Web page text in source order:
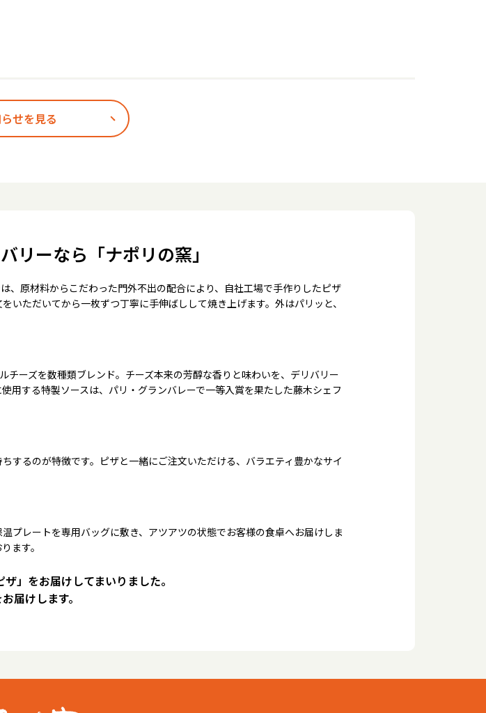
せを見る
リーなら「ナポリの窯」
、原材料からこだわった門外不出の配合により、自社工場で手作りしたピザ
ただいてから一枚ずつ丁寧に手伸ばしして焼き上げます。外はパリッと、
ーズを数種類ブレンド。チーズ本来の芳醇な香りと味わいを、デリバリー
用する特製ソースは、パリ・グランバレーで一等入賞を果たした藤木シェフ
するのが特徴です。ピザと一緒にご注文いただける、バラエティ豊かなサイ
プレートを専用バッグに敷き、アツアツの状態でお客様の食卓へお届けしま
ます。
」をお届けしてまいりました。
届けします。